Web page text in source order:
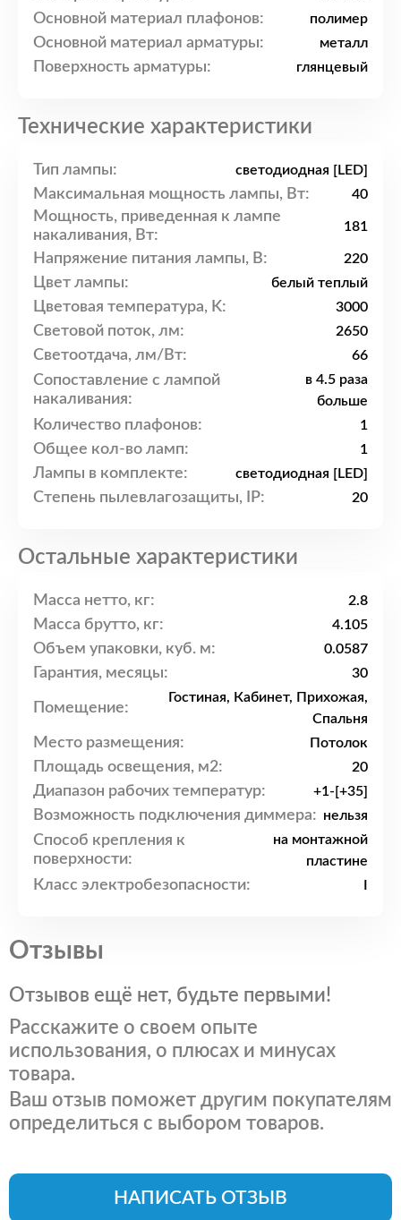
Основной материал плафонов: полимер
Основной материал арматуры: металл
Поверхность арматуры: глянцевый
Технические характеристики
Тип лампы: светодиодная [LED]
Максимальная мощность лампы, Вт: 40
Мощность, приведенная к лампе
накаливания, Вт:
181
Напряжение питания лампы, В: 220
Цвет лампы: белый теплый
Цветовая температура, K: 3000
Световой поток, лм: 2650
Светоотдача, лм/Вт: 66
Сопоставление с лампой
накаливания:
в 4.5 раза
больше
Количество плафонов: 1
Общее кол-во ламп: 1
Лампы в комплекте: светодиодная [LED]
Степень пылевлагозащиты, IP: 20
Остальные характеристики
Масса нетто, кг: 2.8
Масса брутто, кг: 4.105
Объем упаковки, куб. м: 0.0587
Гарантия, месяцы: 30
Помещение:
Гостиная, Кабинет, Прихожая,
Спальня
Место размещения: Потолок
Площадь освещения, м2: 20
Диапазон рабочих температур: +1-[+35]
Возможность подключения диммера: нельзя
Способ крепления к
поверхности:
на монтажной
пластине
Класс электробезопасности:
Отзывы
Отзывов ещё нет, будьте первыми!
Расскажите о своем опыте
использования, о плюсах и минусах
товара.
Ваш отзыв поможет другим покупателям
определиться с выбором товаров.
НАПИСАТЬ ОТЗЫВ